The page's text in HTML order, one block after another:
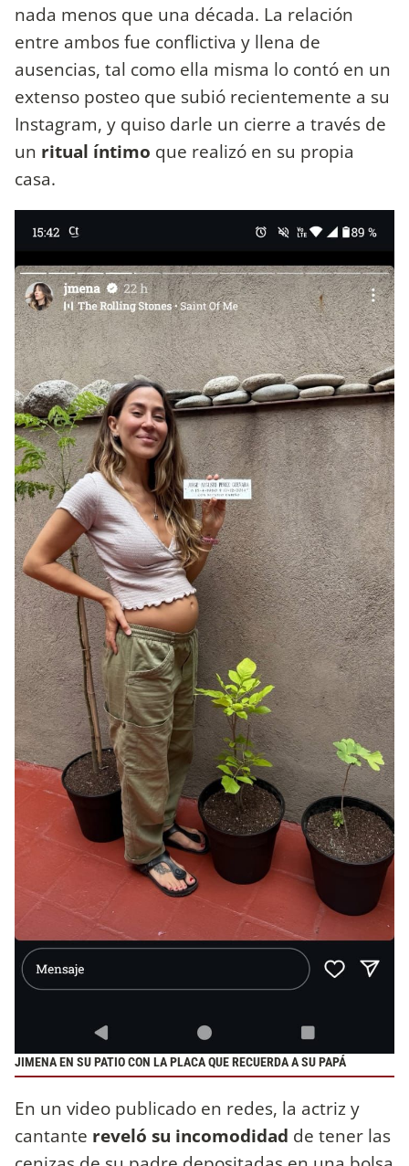
nada menos que una década. La relación
entre ambos fue conflictiva y llena de
ausencias, tal como ella misma lo contó en un
extenso posteo que subió recientemente a su
Instagram, y quiso darle un cierre a través de
un ritual íntimo que realizó en su propia
casa.
JIMENA EN SU PATIO CON LA PLACA QUE RECUERDA A SU PAPÁ
En un video publicado en redes, la actriz y
cantante reveló su incomodidad de tener las